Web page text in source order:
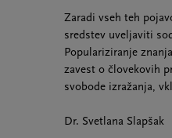
Zaradi vseh teh
sredstev uveljaviti
Populariziranje
zavest o človekovih
svobode izražanja,
Dr. Svetlana Slapšak